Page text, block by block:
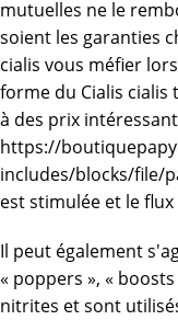
mutuelles ne le
soient les garanties
cialis vous méfier
forme du Cialis
à des prix
https://
includes/blocks/file/
est stimulée et le
Il peut également
« poppers », «
nitrites et sont